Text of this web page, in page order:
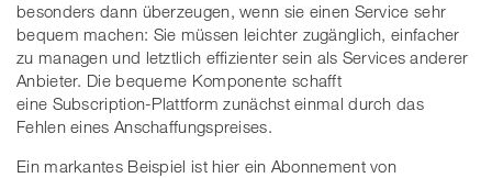
besonders dann überzeugen, wenn sie einen Service sehr
bequem machen: Sie müssen leichter zugänglich, einfacher
zu managen und letztlich effizienter sein als Services anderer
Anbieter. Die bequeme Komponente schafft
eine Subscription-Plattform zunächst einmal durch das
Fehlen eines Anschaffungspreises.
Ein markantes Beispiel ist hier ein Abonnement von